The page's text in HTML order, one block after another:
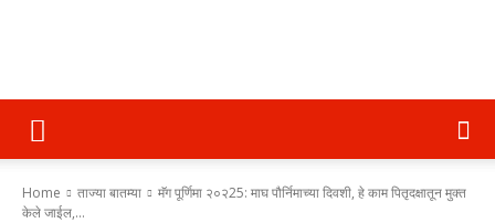
पुणे
२४
Home ताज्या बातम्या
मॅग पूर्णिमा २०२25: माघ पौर्निमाच्या दिवशी, हे काम पितृदक्षातून मुक्त
केले जाईल,...